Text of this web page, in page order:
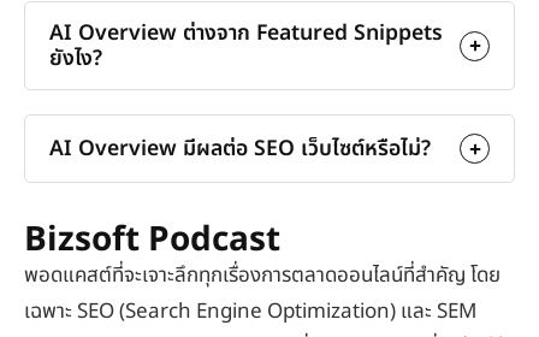
AI Overview ต่างจาก Featured Snippets
ยังไง?
AI Overview มีผลต่อ SEO เว็บไซต์หรือไม่?
Bizsoft Podcast
พอดแคสต์ที่จะเจาะลึกทุกเรื่องการตลาดออนไลน์ที่สำคัญ โดย
เฉพาะ SEO (Search Engine Optimization) และ SEM